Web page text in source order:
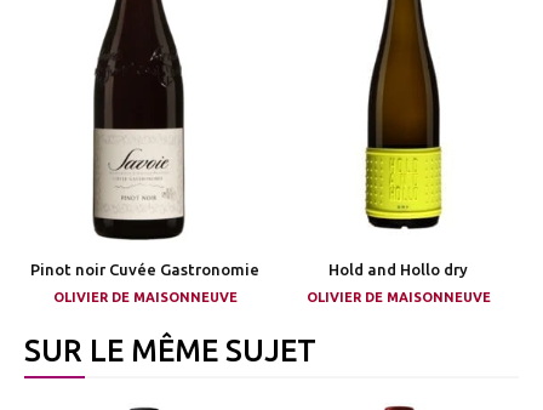
Pinot noir Cuvée Gastronomie
OLIVIER DE MAISONNEUVE
Hold and Hollo dry
OLIVIER DE MAISONNEUVE
SUR LE MÊME SUJET